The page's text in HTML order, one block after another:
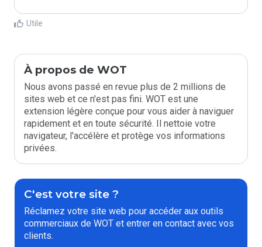
Utile
À propos de WOT
Nous avons passé en revue plus de 2 millions de
sites web et ce n'est pas fini. WOT est une
extension légère conçue pour vous aider à naviguer
rapidement et en toute sécurité. Il nettoie votre
navigateur, l'accélère et protège vos informations
privées.
C'est votre site ?
Réclamez votre site web pour accéder aux outils
commerciaux de WOT et entrer en contact avec vos
clients.